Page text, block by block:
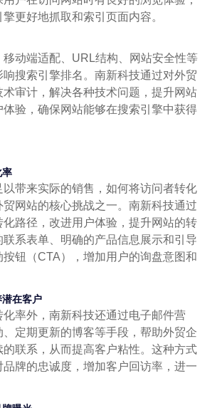
更好地抓取和索引页面内容。
移动端适配、URL结构、网站安全性等
搜索引擎排名。南新科技通过对外贸
审计，解决各种技术问题，提升网站
体验，确保网站能够在搜索引擎中获得
率
带来实际的销售，如何将访问者转化
网站的核心挑战之一。南新科技通过
路径，改进用户体验，提升网站的转
系表单、明确的产品信息展示和引导
钮（CTA），增加用户的询盘意图和
在客户
化率外，南新科技还通过电子邮件营
定期更新的博客等手段，帮助外贸企
的联系，从而提高客户粘性。这种方式
牌的忠诚度，增加客户回访率，进一